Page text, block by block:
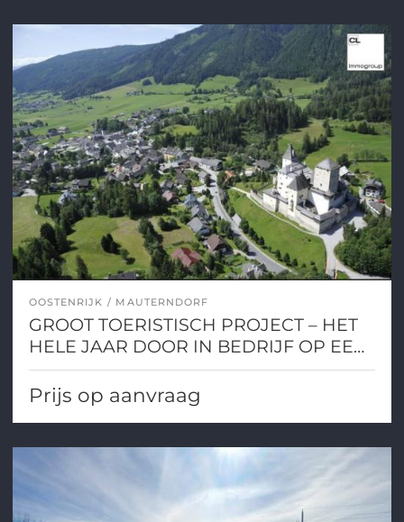
OOSTENRIJK MAUTERNDORF
GROOT TOERISTISCH PROJECT – HET
HELE JAAR DOOR IN BEDRIJF OP EEN
TOPLOCATIE IN DE ALPEN
Prijs op aanvraag